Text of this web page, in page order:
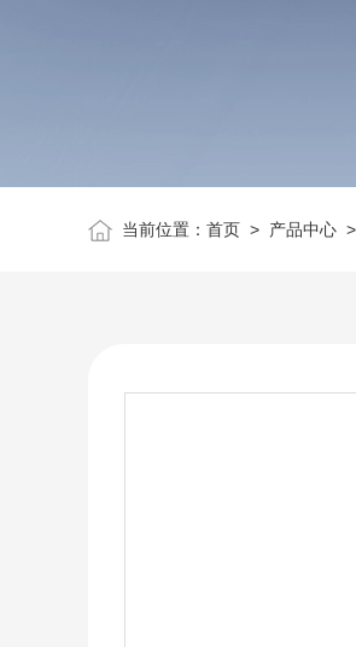
当前位置： 首页> 产品中心>